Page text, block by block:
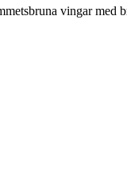
vingar med